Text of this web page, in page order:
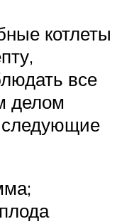
котлеты
все
делом
следующие